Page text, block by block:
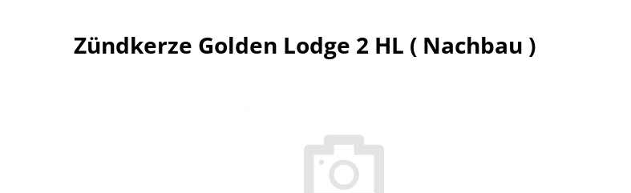
Zündkerze Golden Lodge 2 HL ( Nachbau )